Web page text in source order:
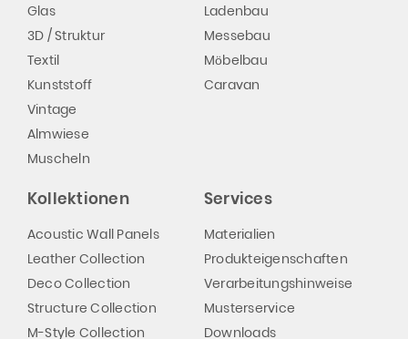
Glas
3D / Struktur
Textil
Kunststoff
Vintage
Almwiese
Muscheln
Ladenbau
Messebau
Möbelbau
Caravan
Kollektionen
Acoustic Wall Panels
Leather Collection
Deco Collection
Structure Collection
M-Style Collection
Services
Materialien
Produkteigenschaften
Verarbeitungshinweise
Musterservice
Downloads